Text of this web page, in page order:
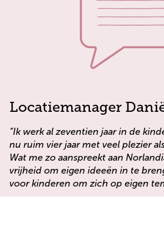
Locatiemanager
“Ik werk al zeventien jaar in de
nu ruim vier jaar met veel plezier
Wat me zo aanspreekt aan
vrijheid om eigen ideeën in te
voor kinderen om zich op eigen